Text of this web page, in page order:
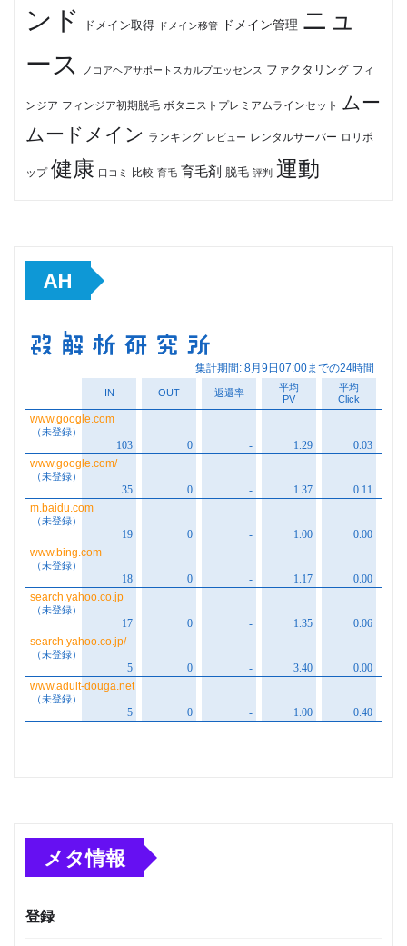
ンド
ドメイン取得 ドメイン移管 ドメイン管理 ニュ
ース
ノコアヘアサポートスカルプエッセンス ファクタリング フィ
ンジア フィンジア初期脱毛 ボタニストプレミアムラインセット ムー
ムードメイン ランキング レビュー レンタルサーバー ロリポ
ップ 健康 口コミ 比較 育毛 育毛剤 脱毛 評判 運動
AH
メタ情報
登録